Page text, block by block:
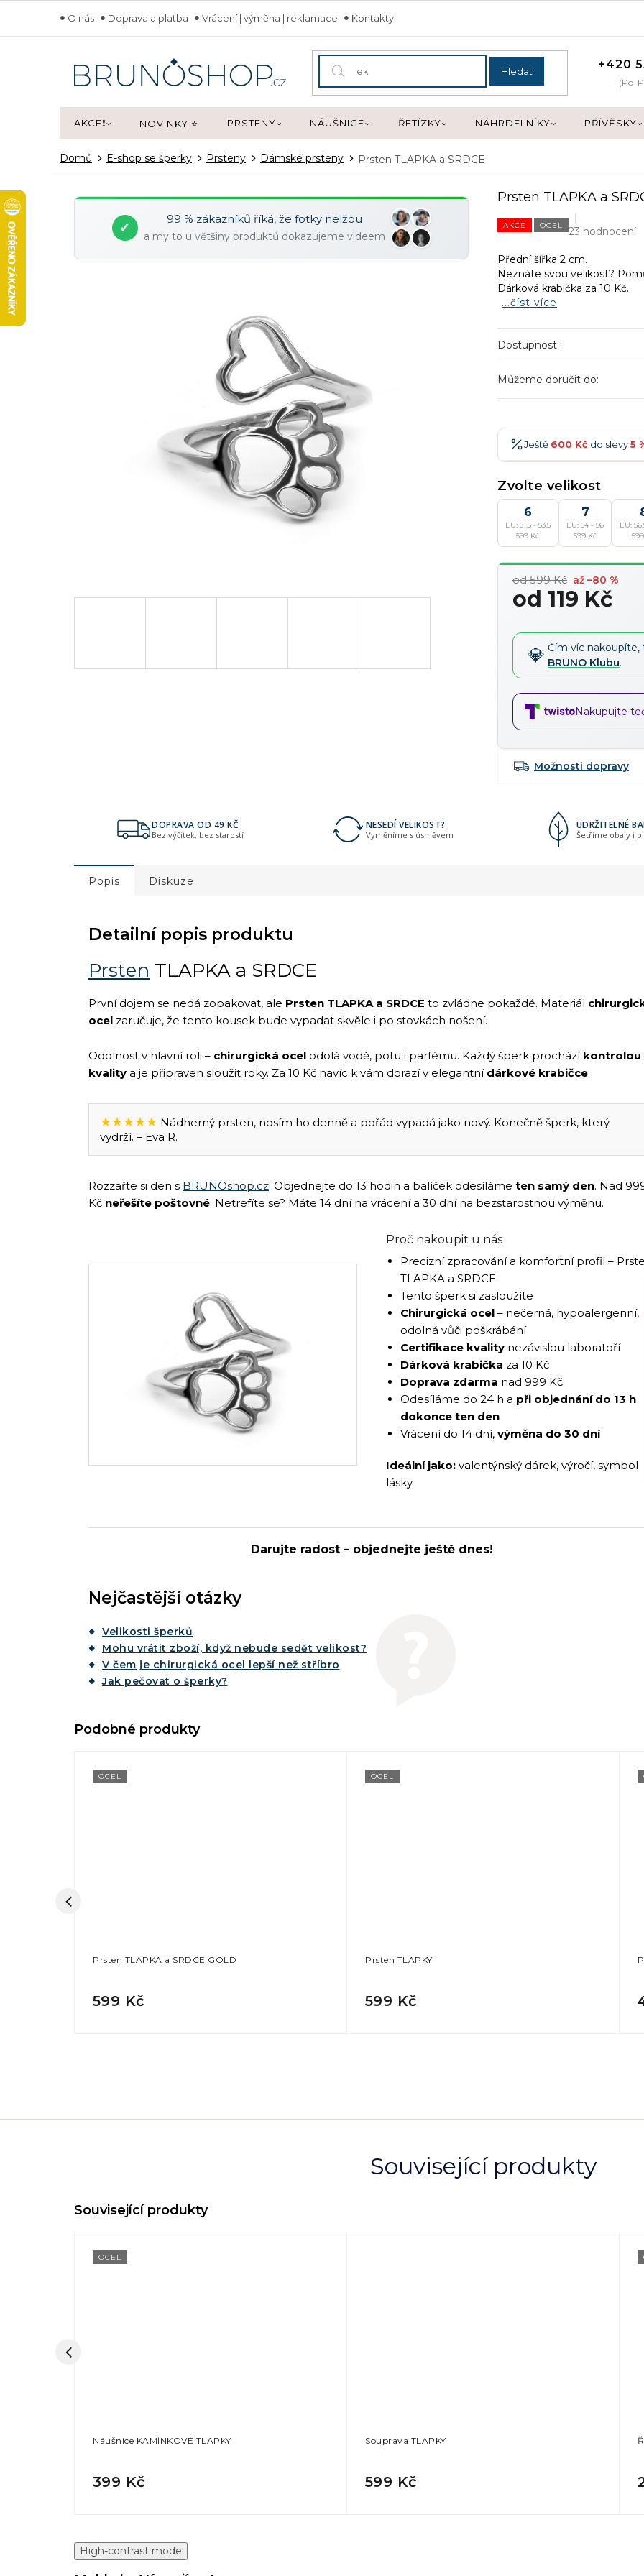
obsah
O nás Doprava a platba Vrácení | výměna | reklamace Kontakty
Hledat +420
AKCE❗ NOVINKY ⭐ PRSTENY NÁUŠNICE ŘETÍZKY NÁHRDELNÍKY PŘÍVĚSKY
Domů E-shop se šperky Prsteny Dámské prsteny Prsten TLAPKA a SRDCE
✓
99 % zákazníků říká, že fotky nelžou
a my to u většiny produktů dokazujeme videem
Prsten TLAPKA a
AKCE OCEL 23 hodnocení
Přední šířka 2 cm.
Neznáte svou velikost?
Dárková krabička za 10 Kč.
...číst více
Dostupnost:
Můžeme doručit do:
Ještě 600 Kč do slevy5
900 Kč →-7 %
1 200 Kč →-10 %
Zvolte velikost
6
EU: 51,5 - 53,5
599 Kč
7
EU: 54 - 56
599 Kč
EU:
od 599 Kč až –80 %
od 119 Kč
cena:
Čím víc
BRUNO Klubu.
Nakupujte
Možnosti dopravy
DOPRAVA OD 49 KČ
Bez výčitek, bez starostí
NESEDÍ VELIKOST?
Vyměníme s úsměvem
UDRŽITELNÉ
Šetříme obaly i
Související produkty
OCEL
Náušnice KAMÍNKOVÉ TLAPKY
399 Kč
Souprava TLAPKY
599 Kč
Popis Diskuze
Detailní popis produktu
Prsten TLAPKA a SRDCE
První dojem se nedá zopakovat, ale Prsten TLAPKA a SRDCE to zvládne pokaždé. Materiál
ocel zaručuje, že tento kousek bude vypadat skvěle i po stovkách nošení.
Odolnost v hlavní roli – chirurgická ocel odolá vodě, potu i parfému. Každý šperk prochází kontrolou
kvality a je připraven sloužit roky. Za 10 Kč navíc k vám dorazí v elegantní dárkové krabičce.
★★★★★ Nádherný prsten, nosím ho denně a pořád vypadá jako nový. Konečně šperk, který
vydrží. – Eva R.
Rozzařte si den s BRUNOshop.cz! Objednejte do 13 hodin a balíček odesíláme ten samý den. Nad
Kč neřešíte poštovné. Netrefíte se? Máte 14 dní na vrácení a 30 dní na bezstarostnou výměnu.
Proč nakoupit u nás
Precizní zpracování a komfortní profil –
TLAPKA a SRDCE
Tento šperk si zasloužíte
Chirurgická ocel – nečerná, hypoalergenní,
odolná vůči poškrábání
Certifikace kvality nezávislou laboratoří
Dárková krabička za 10 Kč
Doprava zdarma nad 999 Kč
Odesíláme do 24 h a při objednání do 13 h
dokonce ten den
Vrácení do 14 dní, výměna do 30 dní
Ideální jako: valentýnský dárek, výročí, symbol
lásky
Darujte radost – objednejte ještě dnes!
Nejčastější otázky
Velikosti šperků
Mohu vrátit zboží, když nebude sedět velikost?
V čem je chirurgická ocel lepší než stříbro
Jak pečovat o šperky?
OCEL
Prsten TLAPKA a SRDCE GOLD
599 Kč
OCEL
Prsten TLAPKY
599 Kč
High-contrast mode